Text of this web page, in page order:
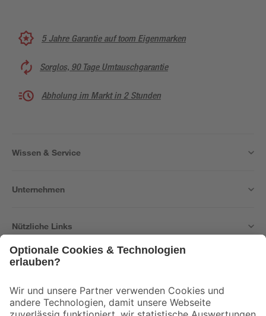
5 Jahre Garantie auf toom Eigenmarken
Sorglos, 90 Tage Umtauschgarantie
Abholung im Markt in 2 Stunden
Wissen & Service
Unternehmen
Nützliche Links
Der toom Newsletter: Keine Angebote und Aktionen mehr verpassen!